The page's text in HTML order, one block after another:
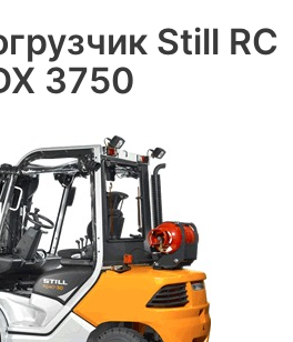
Still RC
3750